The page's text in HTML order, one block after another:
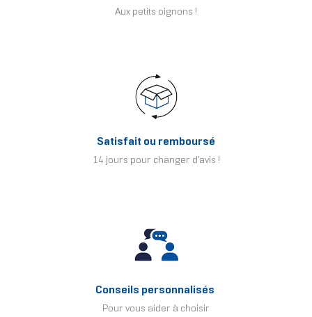
Aux petits oignons !
Satisfait ou remboursé
14 jours pour changer d'avis !
Conseils personnalisés
Pour vous aider à choisir